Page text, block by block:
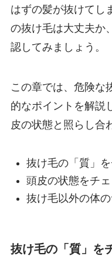
はずの髪が抜けてし
の抜け毛は大丈夫か
認してみましょう。
この章では、危険な
的なポイントを解説
皮の状態と照らし合
抜け毛の「質」
頭皮の状態をチェ
抜け毛以外の体
抜け毛の「質」を